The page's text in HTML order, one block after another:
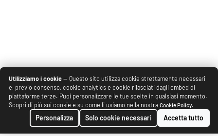
Utilizziamo i cookie— Questo sito utilizza cookie strettamente necessari
e, previo consenso, cookie analytics e cookie rilasciati dagli embed di
piattaforme terze. Puoi personalizzare le tue scelte in qualsiasi momento.
Scopri di più sui cookie e su come li usiamo nella nostra Cookie Policy.
Personalizza Solo cookie necessari Accetta tutto